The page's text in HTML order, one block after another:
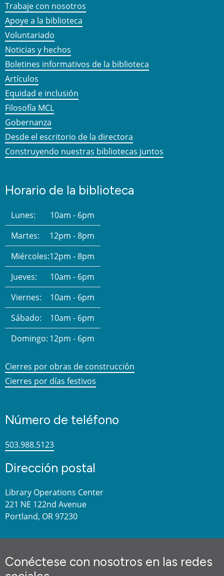
Trabaje con nosotros
Apoye a la biblioteca
Voluntariado
Noticias y hechos
Boletines informativos de la biblioteca
Artículos
Equidad e inclusión
Filosofía MCL
Gobernanza
Desde el escritorio de la directora
Construyendo nuestras bibliotecas juntos
Horario de la biblioteca
Lunes:
10am - 6pm
Martes:
12pm - 8pm
Miércoles:12pm - 8pm
Jueves:
10am - 6pm
Viernes:
10am - 6pm
Sábado:
10am - 6pm
Domingo: 12pm - 6pm
Cierres por obras de construcción
Cierres por días festivos
Número de teléfono
503.988.5123
Dirección postal
Library Operations Center
221 NE 122nd Avenue
Portland, OR 97230
Conéctese con nosotros en las redes